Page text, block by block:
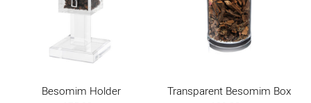
Besomim Holder Transparent Besomim Box